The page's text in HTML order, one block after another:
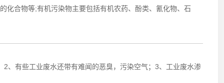
化合物等;有机污染物主要包括有机农药、酚类、氰化物、石
、有些工业废水还带有难闻的恶臭，污染空气；3、工业废水渗